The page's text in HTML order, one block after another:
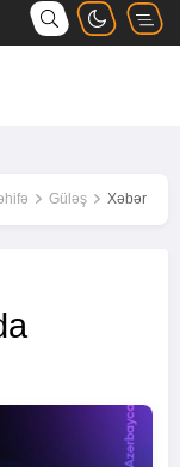
Güləş Xəbər